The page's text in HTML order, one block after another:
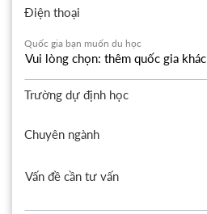
Điện thoại
Quốc gia bạn muốn du học
Trường dự định học
Chuyên ngành